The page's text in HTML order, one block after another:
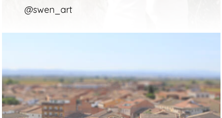
@swen_art